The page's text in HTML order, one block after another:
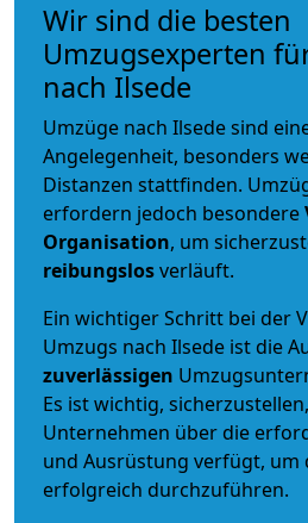
Wir sind die besten
Umzugsexperten
nach Ilsede
Umzüge nach Ilsede sind
Angelegenheit, besonders
Distanzen stattfinden.
erfordern jedoch besondere
Organisation, um
reibungslosverläuft.
Ein wichtiger Schritt bei der
Umzugs nach Ilsede ist die
zuverlässigen
Es ist wichtig,
Unternehmen über die
und Ausrüstung verfügt, um
erfolgreich durchzuführen.